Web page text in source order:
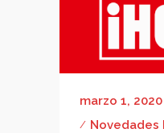
marzo 1, 2020
Novedades